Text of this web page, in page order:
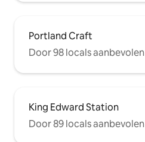
Portland Craft
Door 98 locals aanbevolen
King Edward Station
Door 89 locals aanbevolen